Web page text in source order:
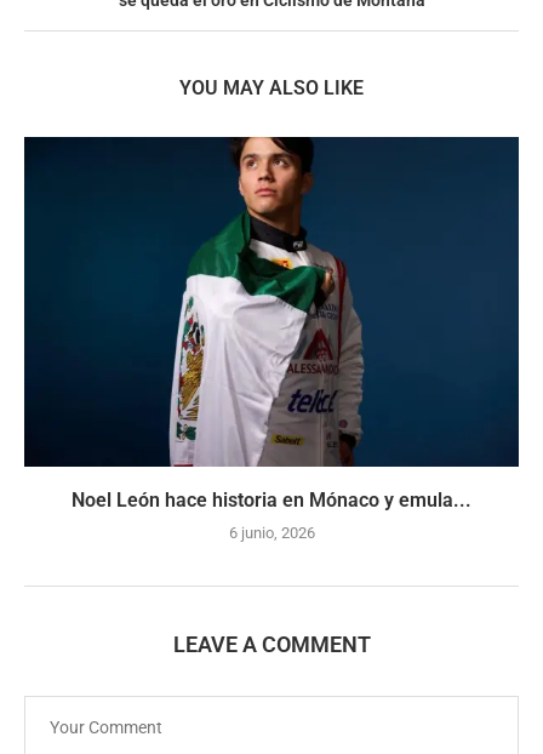
YOU MAY ALSO LIKE
Noel León hace historia en Mónaco y emula...
6 junio, 2026
LEAVE A COMMENT